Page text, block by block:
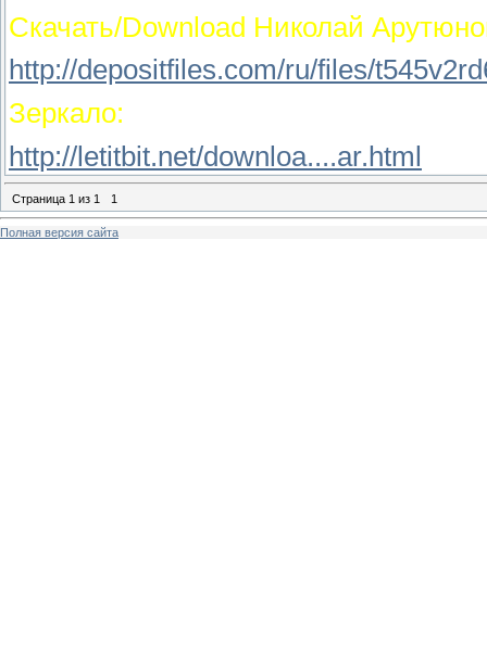
Скачать/Download Николай
http://depositfiles.com/ru/files/
Зеркало:
http://letitbit.net/downloa....ar.html
Страница 1 из 1 1
Полная версия сайта